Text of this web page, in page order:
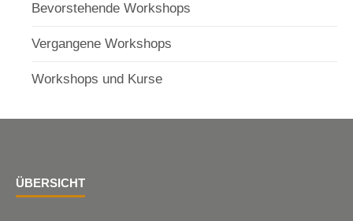
Bevorstehende Workshops
Vergangene Workshops
Workshops und Kurse
ÜBERSICHT